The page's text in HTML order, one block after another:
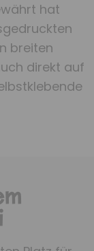
hat
breiten
direkt auf